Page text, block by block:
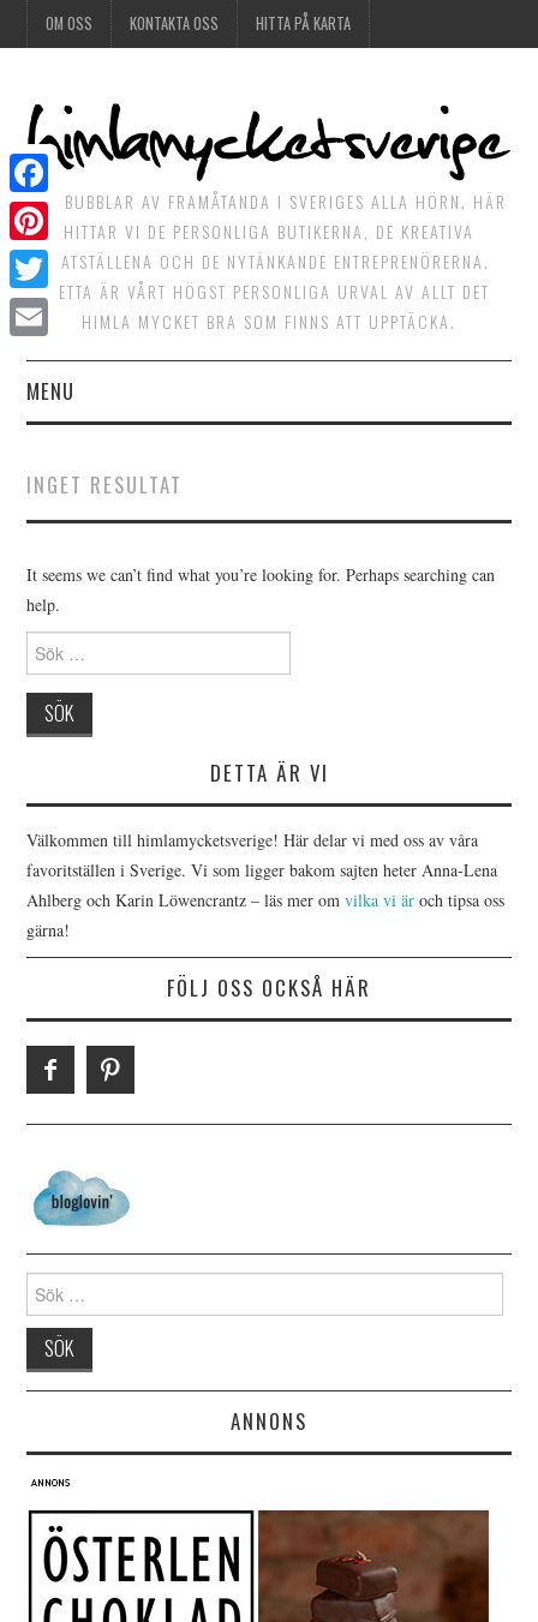
OM OSS KONTAKTA OSS HITTA PÅ KARTA
DET BUBBLAR AV FRAMÅTANDA I SVERIGES ALLA HÖRN. HÄR
HITTAR VI DE PERSONLIGA BUTIKERNA, DE KREATIVA
MATSTÄLLENA OCH DE NYTÄNKANDE ENTREPRENÖRERNA.
DETTA ÄR VÅRT HÖGST PERSONLIGA URVAL AV ALLT DET
HIMLA MYCKET BRA SOM FINNS ATT UPPTÄCKA.
MENU
HIMLAGRÖNT
HIMLAMYSIGT
HIMLASNYGGT
VI MÖTER
INGET RESULTAT
It seems we can’t find what you’re looking for. Perhaps searching can
help.
Search for:
DETTA ÄR VI
Välkommen till himlamycketsverige! Här delar vi med oss av våra
favoritställen i Sverige. Vi som ligger bakom sajten heter Anna-Lena
Ahlberg och Karin Löwencrantz – läs mer omvilka vi är och tipsa oss
gärna!
FÖLJ OSS OCKSÅ HÄR
Search for:
ANNONS
Facebook
Pinterest
Twitter
Email